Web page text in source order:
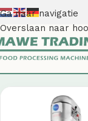
Ga naar navigatie
Overslaan naar